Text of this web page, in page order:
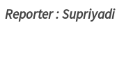
Reporter : Supriyadi